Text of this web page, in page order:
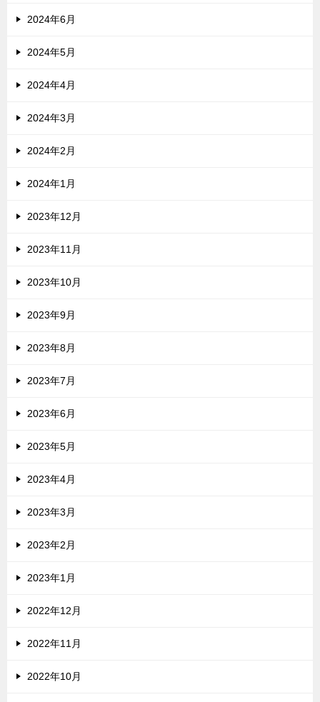
2024年6月
2024年5月
2024年4月
2024年3月
2024年2月
2024年1月
2023年12月
2023年11月
2023年10月
2023年9月
2023年8月
2023年7月
2023年6月
2023年5月
2023年4月
2023年3月
2023年2月
2023年1月
2022年12月
2022年11月
2022年10月